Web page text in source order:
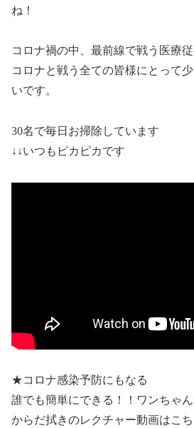
ね！
コロナ禍の中、最前線で戦う医療
コロナと戦う全ての皆様にとって
いです。
30名で毎日お掃除しています
↓↓いつもピカピカです
★コロナ感染予防にもなる
誰でも簡単にできる！！ワンちゃ
からだ拭きのレクチャー動画はこち